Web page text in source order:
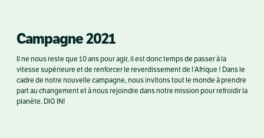
Campagne 2021
Il ne nous reste que 10 ans pour agir, il est donc temps de passer à la
vitesse supérieure et de renforcer le reverdissement de l’Afrique ! Dans le
cadre de notre nouvelle campagne, nous invitons tout le monde à prendre
part au changement et à nous rejoindre dans notre mission pour refroidir la
planète. DIG IN!